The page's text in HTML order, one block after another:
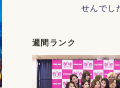
せんでし
週間ランク